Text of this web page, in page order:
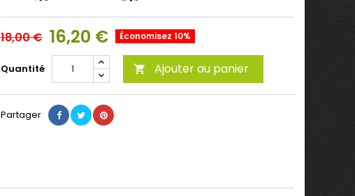
18,00 € 16,20 € Économisez 10%
Quantité  Ajouter au panier
Partager